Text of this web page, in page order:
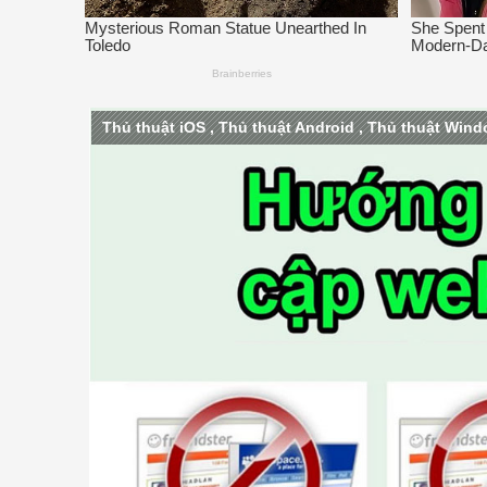
Thủ thuật iOS ,Thủ thuật Android ,Thủ thuật